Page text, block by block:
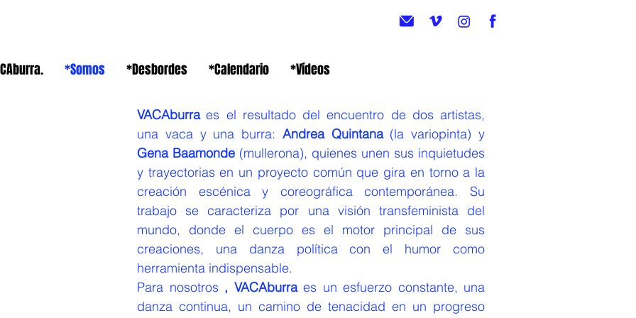
*Somos *Desbordes *Calendario *Vídeos
VACAburra es el resultado del encuentro de dos artistas,
una vaca y una burra: Andrea Quintana(la variopinta) y
Gena Baamonde (mullerona), quienes unen sus inquietudes
y trayectorias en un proyecto común que gira en torno a la
creación escénica y coreográfica contemporánea. Su
trabajo se caracteriza por una visión transfeminista del
mundo, donde el cuerpo es el motor principal de sus
creaciones, una danza política con el humor como
herramienta indispensable.
Para nosotros , VACAburraes un esfuerzo constante, una
danza continua, un camino de tenacidad en un progreso